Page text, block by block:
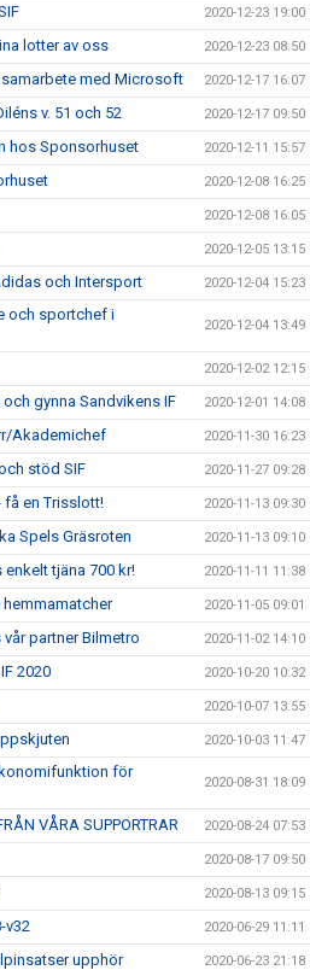
2020-12-23 19:00
lotter av oss 2020-12-23 08:50
med Microsoft 2020-12-17 16:07
v. 51 och 52 2020-12-17 09:50
hos Sponsorhuset 2020-12-11 15:57
2020-12-08 16:25
2020-12-08 16:05
2020-12-05 13:15
och Intersport 2020-12-04 15:23
och sportchef i
2020-12-04 13:49
2020-12-02 12:15
gynna Sandvikens IF 2020-12-01 14:08
Akademichef 2020-11-30 16:23
stöd SIF 2020-11-27 09:28
en Trisslott! 2020-11-13 09:30
Spels Gräsroten 2020-11-13 09:10
tjäna 700 kr! 2020-11-11 11:38
2020-11-05 09:01
partner Bilmetro 2020-11-02 14:10
2020 2020-10-20 10:32
2020-10-07 13:55
2020-10-03 11:47
för
2020-08-31 18:09
VÅRA SUPPORTRAR 2020-08-24 07:53
2020-08-17 09:50
2020-08-13 09:15
v32 2020-06-29 11:11
upphör 2020-06-23 21:18